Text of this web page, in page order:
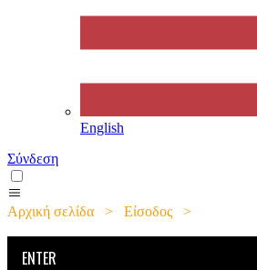
English
Σύνδεση
Αρχική σελίδα > Είσοδος >
ENTER